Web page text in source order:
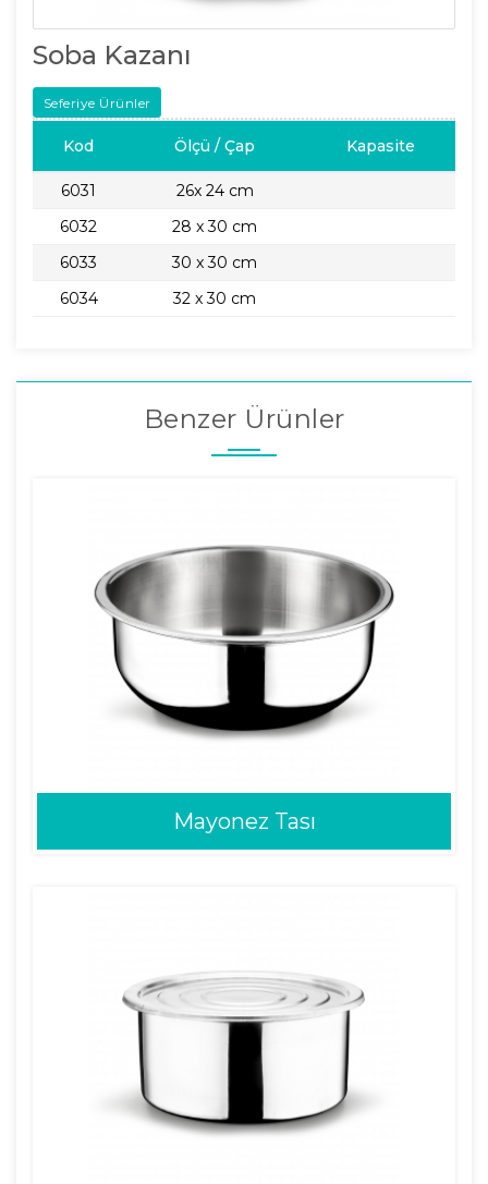
Soba Kazanı
Seferiye Ürünler
Kod Ölçü / Çap Kapasite
6031
26x 24 cm
6032
28 x 30 cm
6033
30 x 30 cm
6034
32 x 30 cm
Benzer Ürünler
Mayonez Tası